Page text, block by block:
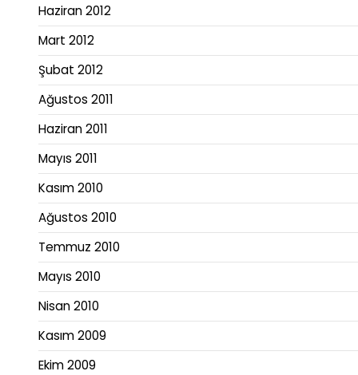
Haziran 2012
Mart 2012
Şubat 2012
Ağustos 2011
Haziran 2011
Mayıs 2011
Kasım 2010
Ağustos 2010
Temmuz 2010
Mayıs 2010
Nisan 2010
Kasım 2009
Ekim 2009